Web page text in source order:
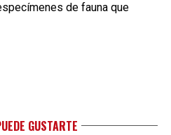
de fauna que
GUSTARTE